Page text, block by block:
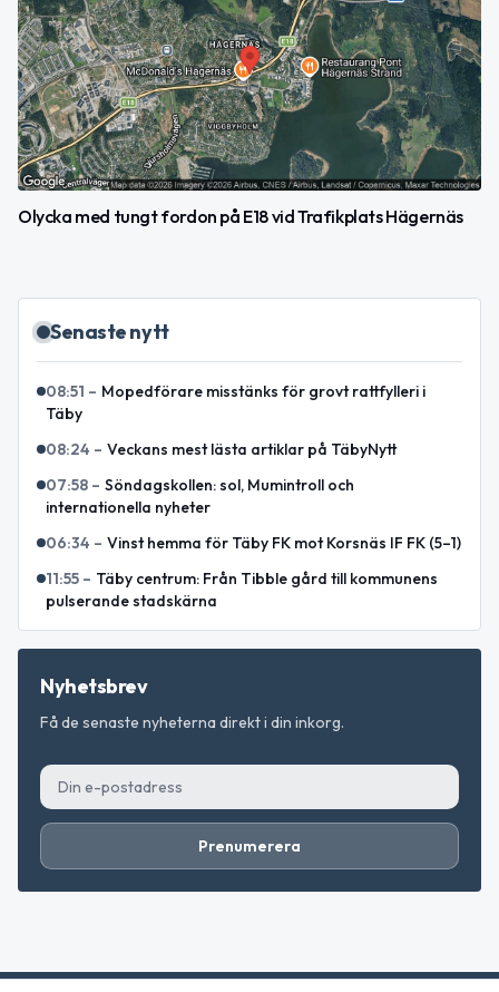
Olycka med tungt fordon på E18 vid Trafikplats Hägernäs
Senaste nytt
08:51 – Mopedförare misstänks för grovt rattfylleri i
Täby
08:24 – Veckans mest lästa artiklar på TäbyNytt
07:58 – Söndagskollen: sol, Mumintroll och
internationella nyheter
06:34 – Vinst hemma för Täby FK mot Korsnäs IF FK (5–1)
11:55 – Täby centrum: Från Tibble gård till kommunens
pulserande stadskärna
Nyhetsbrev
Få de senaste nyheterna direkt i din inkorg.
Prenumerera